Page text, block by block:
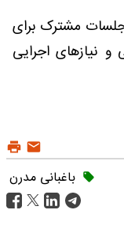
مشترک برای
نیازهای اجرایی
باغبانی مدرن